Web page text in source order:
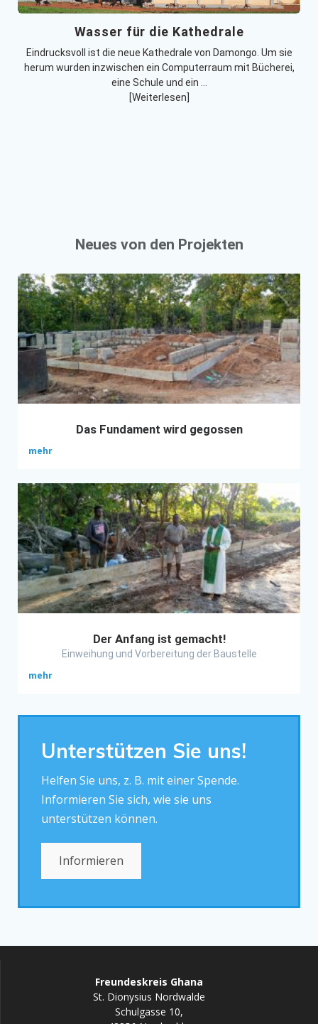
Wasser für die Kathedrale
Eindrucksvoll ist die neue Kathedrale von Damongo. Um sie
herum wurden inzwischen ein Computerraum mit Bücherei,
eine Schule und ein …
[Weiterlesen]
Neues von den Projekten
Das Fundament wird gegossen
mehr
Der Anfang ist gemacht!
Einweihung und Vorbereitung der Baustelle
mehr
Unterstützen Sie uns!
Helfen Sie uns, z. B. mit einer Spende.
Informieren Sie sich, wie sie uns
unterstützen können.
Informieren
Freundeskreis Ghana
St. Dionysius Nordwalde
Schulgasse 10,